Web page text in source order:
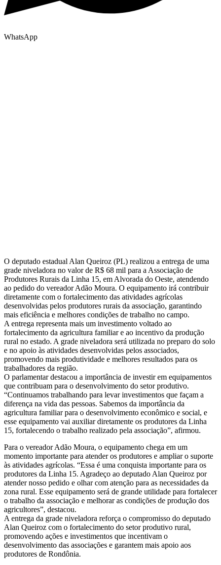
WhatsApp
O deputado estadual Alan Queiroz (PL) realizou a entrega de uma
grade niveladora no valor de R$ 68 mil para a Associação de
Produtores Rurais da Linha 15, em Alvorada do Oeste, atendendo
ao pedido do vereador Adão Moura. O equipamento irá contribuir
diretamente com o fortalecimento das atividades agrícolas
desenvolvidas pelos produtores rurais da associação, garantindo
mais eficiência e melhores condições de trabalho no campo.
A entrega representa mais um investimento voltado ao
fortalecimento da agricultura familiar e ao incentivo da produção
rural no estado. A grade niveladora será utilizada no preparo do solo
e no apoio às atividades desenvolvidas pelos associados,
promovendo mais produtividade e melhores resultados para os
trabalhadores da região.
O parlamentar destacou a importância de investir em equipamentos
que contribuam para o desenvolvimento do setor produtivo.
“Continuamos trabalhando para levar investimentos que façam a
diferença na vida das pessoas. Sabemos da importância da
agricultura familiar para o desenvolvimento econômico e social, e
esse equipamento vai auxiliar diretamente os produtores da Linha
15, fortalecendo o trabalho realizado pela associação”, afirmou.
Para o vereador Adão Moura, o equipamento chega em um
momento importante para atender os produtores e ampliar o suporte
às atividades agrícolas. “Essa é uma conquista importante para os
produtores da Linha 15. Agradeço ao deputado Alan Queiroz por
atender nosso pedido e olhar com atenção para as necessidades da
zona rural. Esse equipamento será de grande utilidade para fortalecer
o trabalho da associação e melhorar as condições de produção dos
agricultores”, destacou.
A entrega da grade niveladora reforça o compromisso do deputado
Alan Queiroz com o fortalecimento do setor produtivo rural,
promovendo ações e investimentos que incentivam o
desenvolvimento das associações e garantem mais apoio aos
produtores de Rondônia.